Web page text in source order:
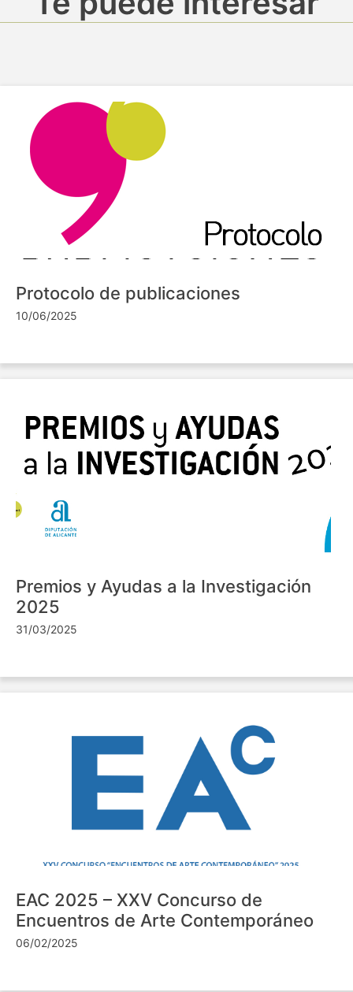
Protocolo de publicaciones
10/06/2025
Premios y Ayudas a la Investigación
2025
31/03/2025
EAC 2025 – XXV Concurso de
Encuentros de Arte Contemporáneo
06/02/2025